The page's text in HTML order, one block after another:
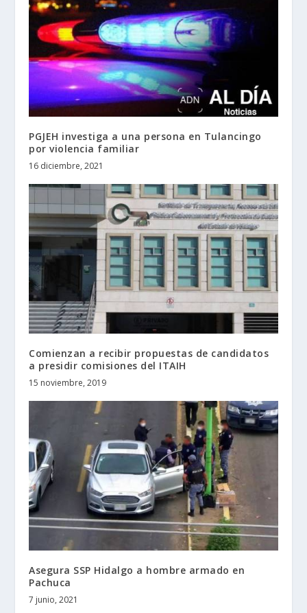
PGJEH investiga a una persona en Tulancingo
por violencia familiar
16 diciembre, 2021
Comienzan a recibir propuestas de candidatos
a presidir comisiones del ITAIH
15 noviembre, 2019
Asegura SSP Hidalgo a hombre armado en
Pachuca
7 junio, 2021